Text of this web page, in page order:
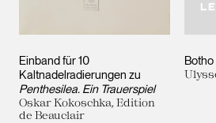
Einband für 10
Kaltnadelradierungen zu
Penthesilea. Ein Trauerspiel
Oskar Kokoschka, Edition
de Beauclair
Botho